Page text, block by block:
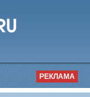
РЕКЛАМА